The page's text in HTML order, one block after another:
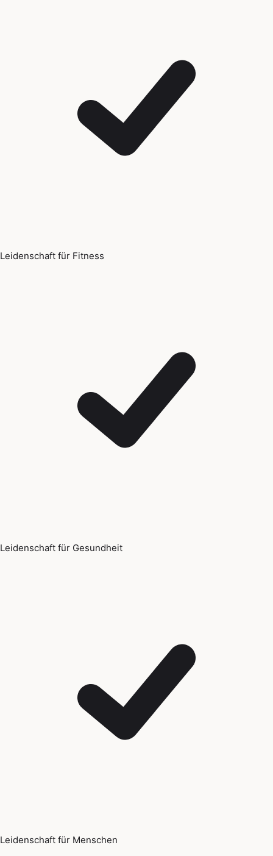
Leidenschaft für Fitness
Leidenschaft für Gesundheit
Leidenschaft für Menschen